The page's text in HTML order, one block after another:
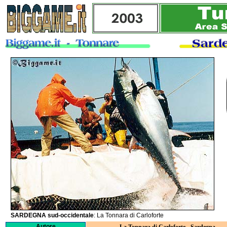
SARDEGNA sud-occidentale: La Tonnara di Carloforte